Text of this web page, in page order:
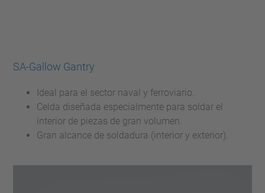
SA-Gallow Gantry
Ideal para el sector naval y ferroviario.
Celda diseñada especialmente para soldar el
interior de piezas de gran volumen.
Gran alcance de soldadura (interior y exterior).